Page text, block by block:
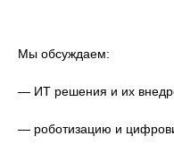
Мы обсуждаем:
— ИТ решения и их
— роботизацию и